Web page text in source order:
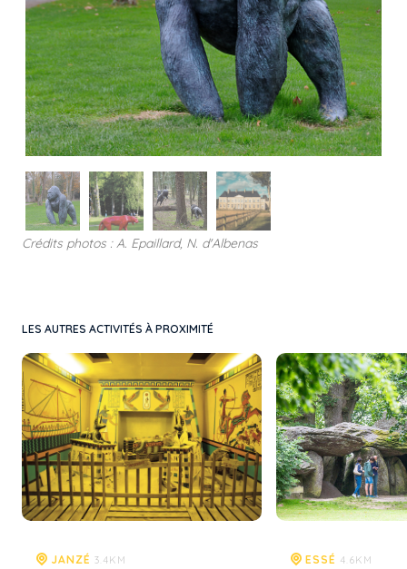
Crédits photos : A. Epaillard, N. d'Albenas
LES AUTRES ACTIVITÉS À PROXIMITÉ
JANZÉ 3.4KM ESSÉ 4.6KM